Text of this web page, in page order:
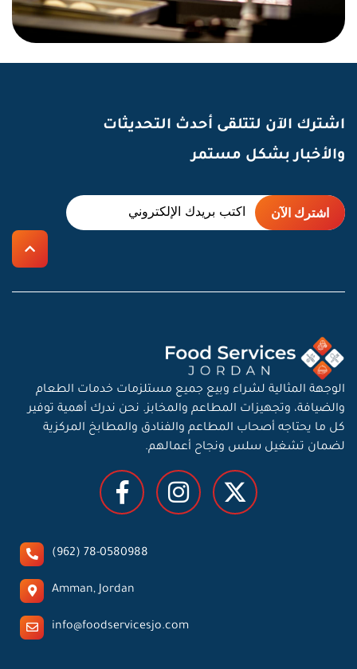
اشترك الآن لتتلقى أحدث التحديثات
والأخبار بشكل مستمر
الوجهة المثالية لشراء وبيع جميع مستلزمات خدمات الطعام
والضيافة، وتجهيزات المطاعم والمخابز. نحن ندرك أهمية توفير
كل ما يحتاجه أصحاب المطاعم والفنادق والمطابخ المركزية
لضمان تشغيل سلس ونجاح أعمالهم.
78-0580988 (962)
Amman, Jordan
info@foodservicesjo.com